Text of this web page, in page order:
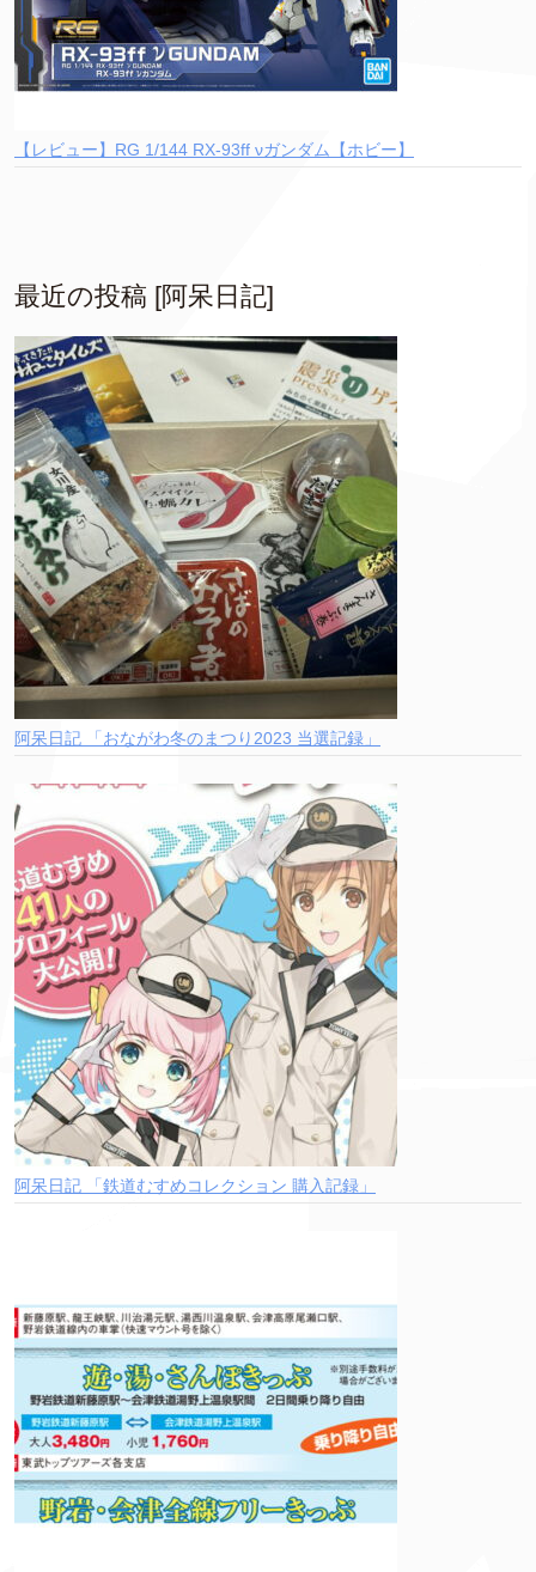
【レビュー】RG 1/144 RX-93ff νガンダム【ホビー】
最近の投稿 [阿呆日記]
阿呆日記 「おながわ冬のまつり2023 当選記録」
阿呆日記 「鉄道むすめコレクション 購入記録」